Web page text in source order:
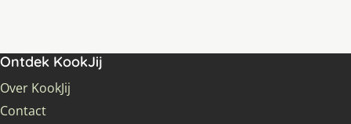
Ontdek KookJij
Over KookJij
Contact